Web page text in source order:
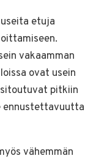
etuja
vakaamman
ovat usein
pitkiin
ennustettavuutta
vähemmän